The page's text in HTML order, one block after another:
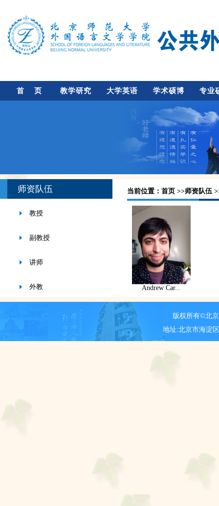
首 页 教学研究 大学英语 学术硕博 专业
师资队伍
教授
副教授
讲师
外教
当前位置： 首页 >>师资队伍
Andrew Car...
版权所有©北
地址:北京市海淀